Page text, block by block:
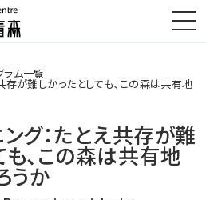
ラム一覧
存が難しかったとしても、この森は共有地
グ：たとえ共存が難
も、この森は共有地
うか